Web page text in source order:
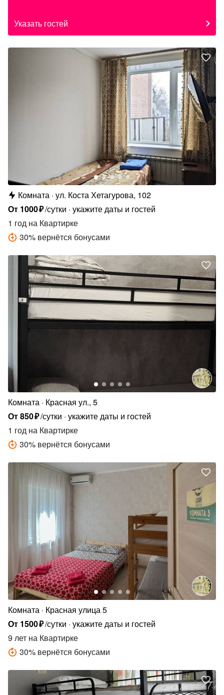
Указать гостей
Комната ул. Коста Хетагурова, 102
От 1000₽/сутки укажите даты и гостей
1 год на Квартирке
30% вернётся бонусами
Комната Красная ул., 5
От850₽/сутки укажите даты и гостей
1 год на Квартирке
30% вернётся бонусами
Комната Красная улица 5
От 1500₽/сутки укажите даты и гостей
9 лет на Квартирке
30% вернётся бонусами